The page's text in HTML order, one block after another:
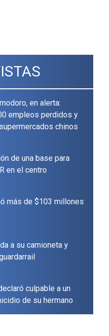
en alerta:
empleos perdidos y
chinos
de una base para
en el centro
más de $103 millones
a su camioneta y
culpable a un
de su hermano